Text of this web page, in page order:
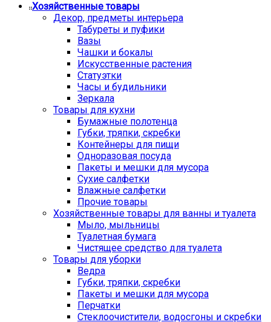
Хозяйственные товары
Декор, предметы интерьера
Табуреты и пуфики
Вазы
Чашки и бокалы
Искусственные растения
Статуэтки
Часы и будильники
Зеркала
Товары для кухни
Бумажные полотенца
Губки, тряпки, скребки
Контейнеры для пищи
Одноразовая посуда
Пакеты и мешки для мусора
Сухие салфетки
Влажные салфетки
Прочие товары
Хозяйственные товары для ванны и туалета
Мыло, мыльницы
Туалетная бумага
Чистящее средство для туалета
Товары для уборки
Ведра
Губки, тряпки, скребки
Пакеты и мешки для мусора
Перчатки
Стеклоочистители, водосгоны и скребки